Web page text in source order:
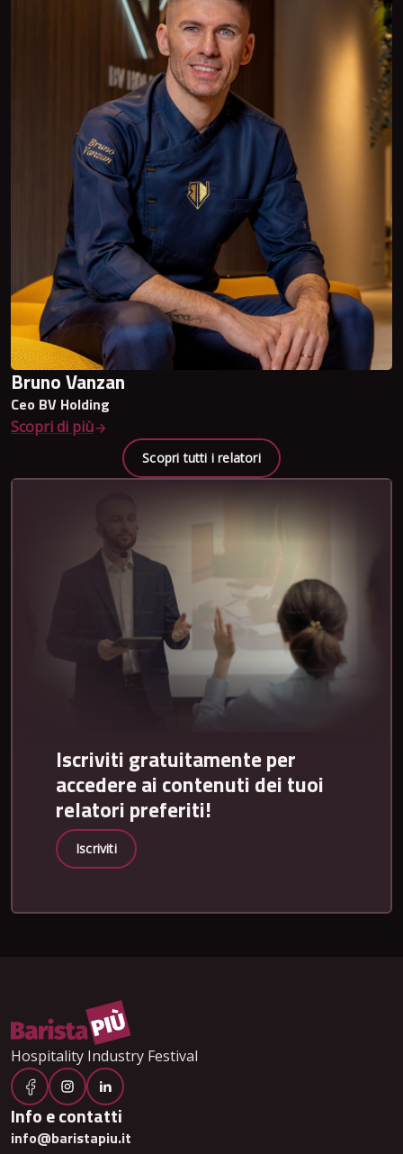
Bruno Vanzan
Ceo BV Holding
Scopri di più
Scopri tutti i relatori
Iscriviti gratuitamente per
accedere ai contenuti dei tuoi
relatori preferiti!
Iscriviti
Hospitality Industry Festival
Info e contatti
info@baristapiu.it